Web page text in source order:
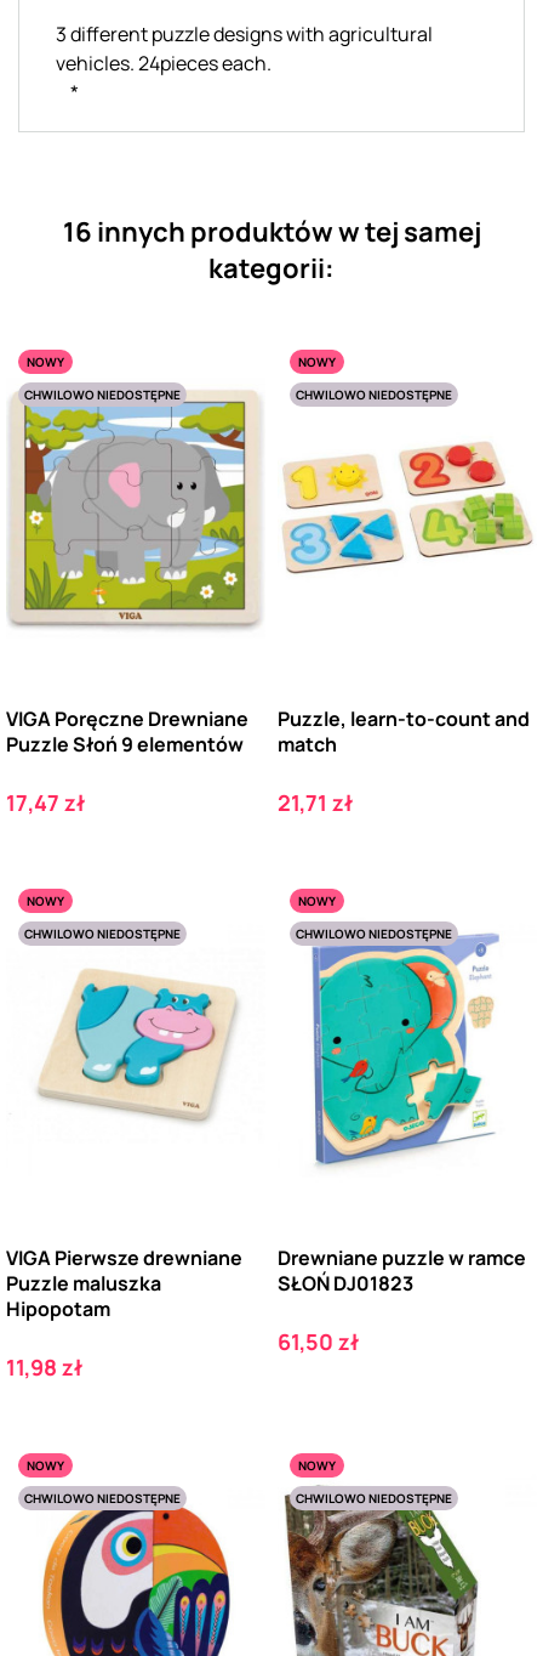
3 different puzzle designs with agricultural
vehicles. 24pieces each.
*
16 innych produktów w tej samej
kategorii:
NOWY
CHWILOWO NIEDOSTĘPNE
VIGA Poręczne Drewniane
Puzzle Słoń 9 elementów
Cena
17,47 zł
NOWY
CHWILOWO NIEDOSTĘPNE
Puzzle, learn-to-count and
match
Cena
21,71 zł
NOWY
CHWILOWO NIEDOSTĘPNE
VIGA Pierwsze drewniane
Puzzle maluszka
Hipopotam
Cena
11,98 zł
NOWY
CHWILOWO NIEDOSTĘPNE
Drewniane puzzle w ramce
SŁOŃ DJ01823
Cena
61,50 zł
NOWY
CHWILOWO NIEDOSTĘPNE
NOWY
CHWILOWO NIEDOSTĘPNE